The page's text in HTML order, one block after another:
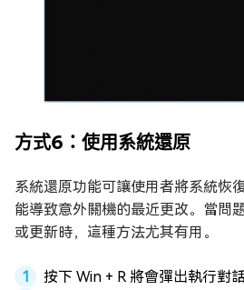
方式6：使用系統還原
系統還原功能可讓使用者將系統恢
能導致意外關機的最近更改。當問
或更新時，這種方法尤其有用。
按下 Win + R 將會彈出執行對